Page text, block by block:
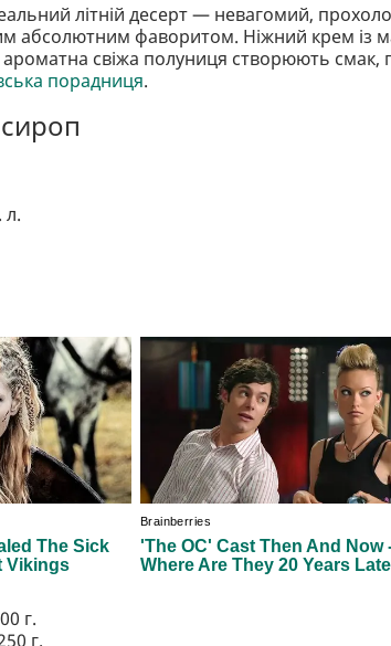
літній десерт — невагомий,
абсолютним фаворитом. Ніжний крем із
ароматна свіжа полуниця створюють
порадниця.
л.
г.
г.